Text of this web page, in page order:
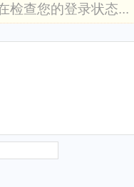
检查您的登录状态...